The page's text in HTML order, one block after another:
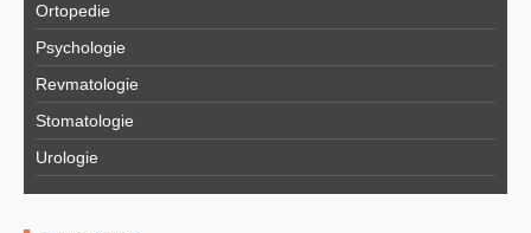
Ortopedie
Psychologie
Revmatologie
Stomatologie
Urologie